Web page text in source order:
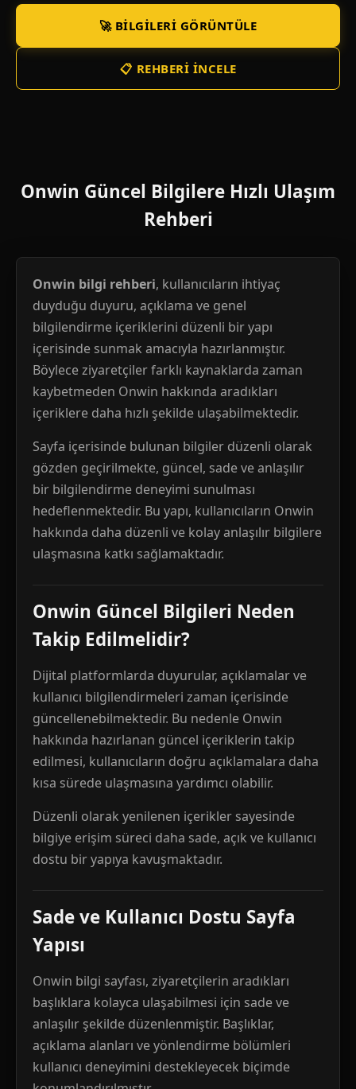
🚀 BILGILERI GÖRÜNTÜLE
📋 REHBERI İNCELE
Onwin Güncel Bilgilere Hızlı Ulaşım
Rehberi
Onwin bilgi rehberi, kullanıcıların ihtiyaç
duyduğu duyuru, açıklama ve genel
bilgilendirme içeriklerini düzenli bir yapı
içerisinde sunmak amacıyla hazırlanmıştır.
Böylece ziyaretçiler farklı kaynaklarda zaman
kaybetmeden Onwin hakkında aradıkları
içeriklere daha hızlı şekilde ulaşabilmektedir.
Sayfa içerisinde bulunan bilgiler düzenli olarak
gözden geçirilmekte, güncel, sade ve anlaşılır
bir bilgilendirme deneyimi sunulması
hedeflenmektedir. Bu yapı, kullanıcıların Onwin
hakkında daha düzenli ve kolay anlaşılır bilgilere
ulaşmasına katkı sağlamaktadır.
Onwin Güncel Bilgileri Neden
Takip Edilmelidir?
Dijital platformlarda duyurular, açıklamalar ve
kullanıcı bilgilendirmeleri zaman içerisinde
güncellenebilmektedir. Bu nedenle Onwin
hakkında hazırlanan güncel içeriklerin takip
edilmesi, kullanıcıların doğru açıklamalara daha
kısa sürede ulaşmasına yardımcı olabilir.
Düzenli olarak yenilenen içerikler sayesinde
bilgiye erişim süreci daha sade, açık ve kullanıcı
dostu bir yapıya kavuşmaktadır.
Sade ve Kullanıcı Dostu Sayfa
Yapısı
Onwin bilgi sayfası, ziyaretçilerin aradıkları
başlıklara kolayca ulaşabilmesi için sade ve
anlaşılır şekilde düzenlenmiştir. Başlıklar,
açıklama alanları ve yönlendirme bölümleri
kullanıcı deneyimini destekleyecek biçimde